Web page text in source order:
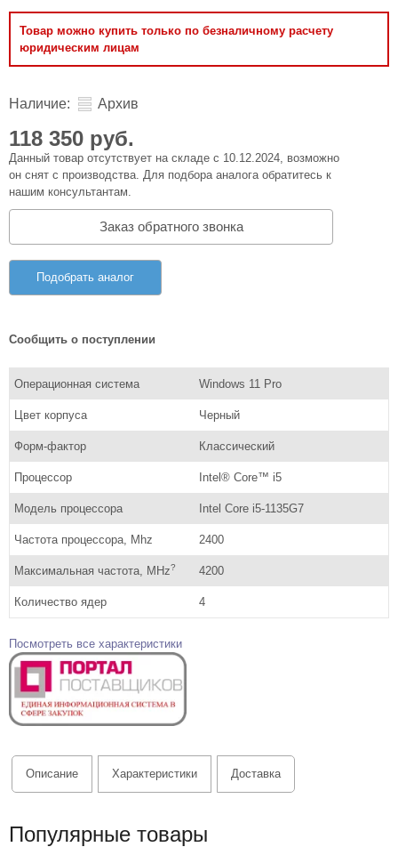
Товар можно купить только по безналичному расчету
юридическим лицам
Наличие: Архив
118 350 руб.
Данный товар отсутствует на складе с 10.12.2024, возможно
он снят с производства. Для подбора аналога обратитесь к
нашим консультантам.
Заказ обратного звонка
Подобрать аналог
Сообщить о поступлении
Операционная система Windows 11 Pro
Цвет корпуса Черный
Форм-фактор Классический
Процессор Intel® Core™ i5
Модель процессора Intel Core i5-1135G7
Частота процессора, Mhz 2400
Максимальная частота, MHz? 4200
Количество ядер 4
Посмотреть все характеристики
Описание Характеристики Доставка
Популярные товары